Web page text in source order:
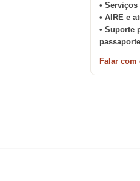
•
• AIRE e
• Suporte
passaporte
Falar